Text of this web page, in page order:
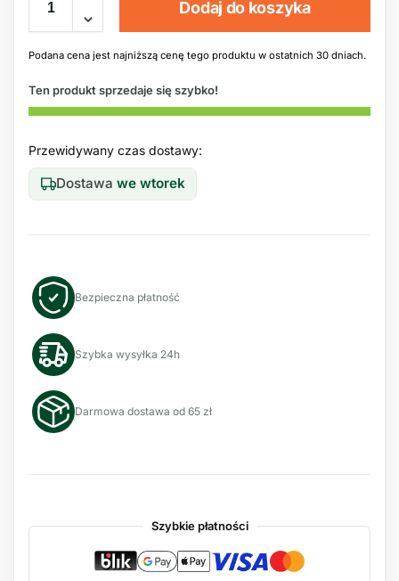
Dodaj do koszyka
Podana cena jest najniższą cenę tego produktu w ostatnich 30 dniach.
Ten produkt sprzedaje się szybko!
Przewidywany czas dostawy:
Dostawa we wtorek
Bezpieczna płatność
Szybka wysyłka 24h
Darmowa dostawa od 65 zł
Szybkie płatności